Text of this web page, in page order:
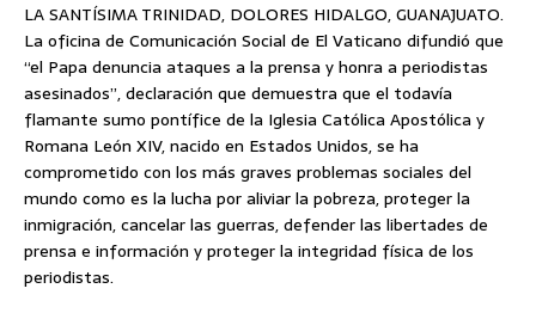
LA SANTÍSIMA TRINIDAD, DOLORES HIDALGO, GUANAJUATO.
La oficina de Comunicación Social de El Vaticano difundió que
“el Papa denuncia ataques a la prensa y honra a periodistas
asesinados”, declaración que demuestra que el todavía
flamante sumo pontífice de la Iglesia Católica Apostólica y
Romana León XIV, nacido en Estados Unidos, se ha
comprometido con los más graves problemas sociales del
mundo como es la lucha por aliviar la pobreza, proteger la
inmigración, cancelar las guerras, defender las libertades de
prensa e información y proteger la integridad física de los
periodistas.